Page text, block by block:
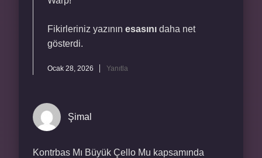
Fikirleriniz yazının esasını daha net
gösterdi.
Ocak 28, 2026 Yanıtla
Şimal
Kontrbas Mı Büyük Çello Mu kapsamında